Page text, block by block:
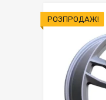
РОЗПРОДАЖ!